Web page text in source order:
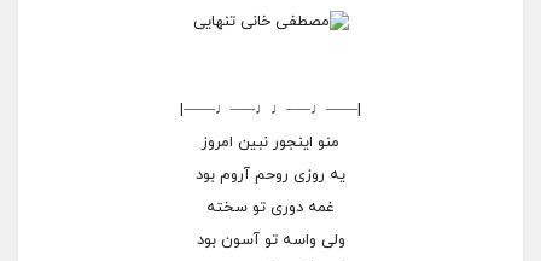
|——♩—–♩♩—–♩——|
منو اینجور نبین امروز
یه روزی روحم آروم بود
غمه دوری تو سخته
ولی واسه تو آسون بود